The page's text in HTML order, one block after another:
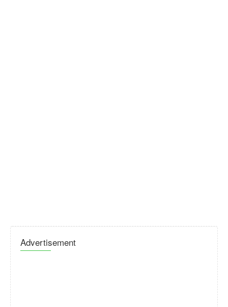
Advertisement